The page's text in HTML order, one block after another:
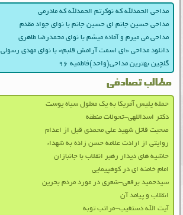
مداحی الحمدلله که نوکرتم الحمدلله که مادرمی
مداحی حسین جانم ای حسین جانم با نوای جواد مقدم
مداحی می میرم و آماده میشم با نوای محمدرضا طاهری
دانلود مداحی «ای اسمت آرامش قلبم» با نوای مهدی رسولی
گلچین بهترین مداحی(واحد)فاطمیه ۹۶
مطالب تصادفی
حمله پلیس آمریکا به یک معلول سیاه پوست
دکتر اسداللهی-تحولات منطقه
صحبت قاتل شهید علی محمدی قبل از اعدام
روایتی از ارادت علامه حسن زاده به شهداء
حاشیه های دیدار رهبر انقلاب با جانبازان
امام خامنه ای در کوهپیمایی
سیدحمید برقعی-شعری در مورد مردم بحرین
انقلاب و پیامد آن
آیت الله دستغیب-مراتب توبه